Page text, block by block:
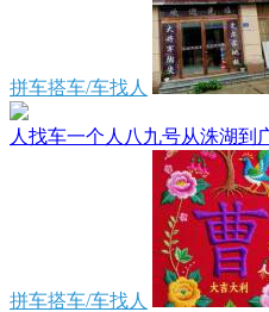
拼车搭车/车找人
人找车一个人八九号从洙湖到
拼车搭车/车找人